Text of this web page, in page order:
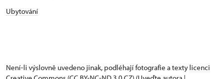
Ubytování
Není-li výslovně uvedeno jinak, podléhají fotografie a texty licenci